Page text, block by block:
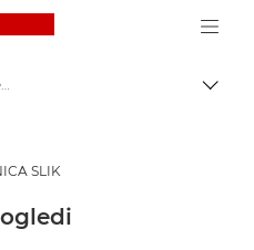
Canon Logo, back to
Slike izdelkov – Canonovo tiskovno središče
Medijska vsebina za daljnoglede – Canonovo tiskovno središče
SLIK